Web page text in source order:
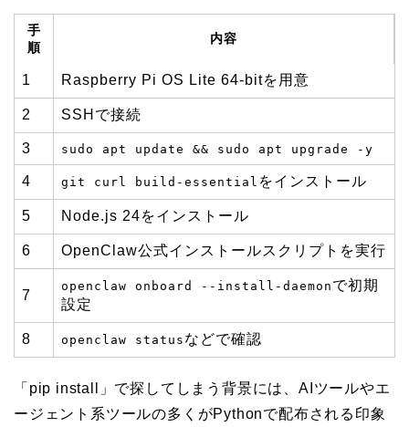
手
順
内容
1 Raspberry Pi OS Lite 64-bitを用意
2 SSHで接続
3 sudo apt update && sudo apt upgrade -y
4 git curl build-essential をインストール
5 Node.js 24をインストール
6 OpenClaw公式インストールスクリプトを実行
7
openclaw onboard --install-daemon で初期
設定
8 openclaw status などで確認
「pip install」で探してしまう背景には、AIツールやエ
ージェント系ツールの多くがPythonで配布される印象